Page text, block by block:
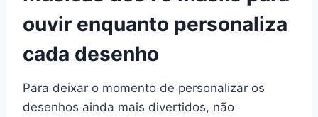
ouvir enquanto personaliza
cada desenho
Para deixar o momento de personalizar os
desenhos ainda mais divertidos, não